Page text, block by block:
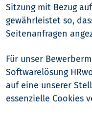
Sitzung mit Bezug
gewährleistet so,
Seitenanfragen
Für unser
Softwarelösung
auf eine unserer
essenzielle Cookies